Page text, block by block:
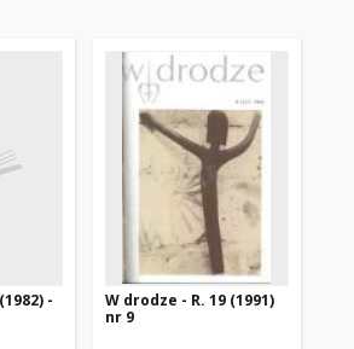
-
W drodze - R. 19 (1991)
nr 9